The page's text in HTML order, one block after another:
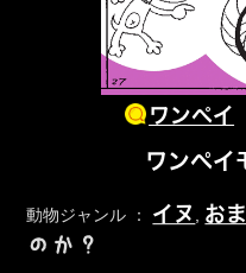
ワンペイ
ワンペイ
動物ジャンル ： イヌ お
のか？